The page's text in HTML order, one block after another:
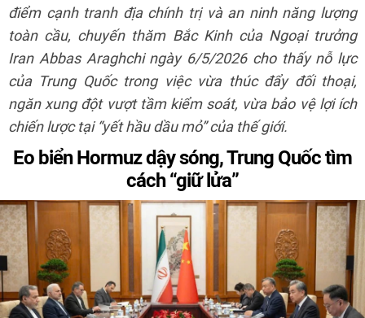
điểm cạnh tranh địa chính trị và an ninh năng lượng
toàn cầu, chuyến thăm Bắc Kinh của Ngoại trưởng
Iran Abbas Araghchi ngày 6/5/2026 cho thấy nỗ lực
của Trung Quốc trong việc vừa thúc đẩy đối thoại,
ngăn xung đột vượt tầm kiểm soát, vừa bảo vệ lợi ích
chiến lược tại “yết hầu dầu mỏ” của thế giới.
Eo biển Hormuz dậy sóng, Trung Quốc tìm
cách “giữ lửa”